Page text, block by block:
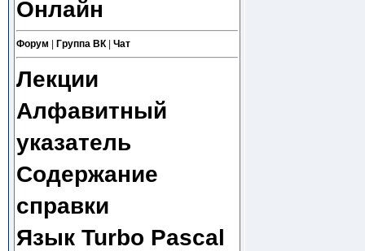
Онлайн
Форум Группа ВК| Чат
Лекции
Алфавитный
указатель
Содержание
справки
Язык Turbo Pascal